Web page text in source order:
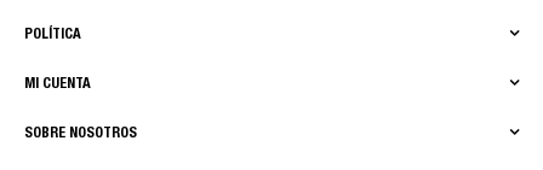
SOBRE NOSOTROS
MI CUENTA
POLÍTICA